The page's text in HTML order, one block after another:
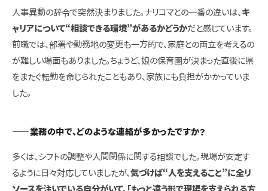
人事異動の辞令で突然決まりました。ナリコマとの一番の違いは、 キ
ャリアについて“相談できる環境”があるかどうかだと感じています。
前職では、部署や勤務地の変更も一方的で、家庭との両立を考えるの
が難しい場面もありました。ちょうど、娘の保育園が決まった直後に県
をまたぐ転勤を命じられたこともあり、家族にも負担がかかっていま
した。
――業務の中で、どのような連絡が多かったですか？
多くは、シフトの調整や人間関係に関する相談でした。現場が安定す
るように日々対応していましたが、 気づけば“人を支えること”に全リ
ソースを注いでいる自分がいて、「もっと違う形で現場を支えられる方